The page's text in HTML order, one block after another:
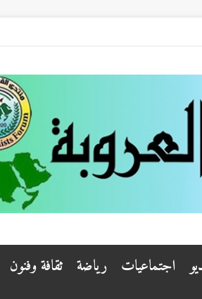
اجتماعيات رياضة ثقافة وفنون